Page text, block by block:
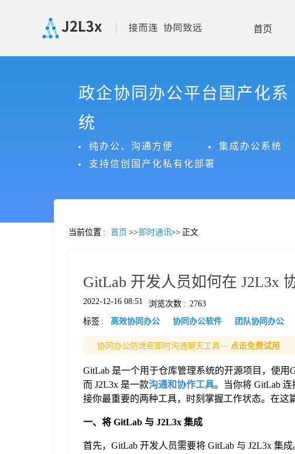
首页
政企协同办公平台国产化系
统
纯办公、沟通方便
集成办公系统
支持信创国产化私有化部署
当前位置 : 首页 >> 即时通讯>> 正文
GitLab 开发人员如何在 J2L3x
2022-12-16 08:51 浏览次数 : 2763
标签 : 高效协同办公 协同办公软件 团队协同办公
协同办公防泄密即时沟通聊天工具— 点击免费试用
GitLab 是一个用于仓库管理系统的开源项目，使用
而 J2L3x 是一款沟通和协作工具。当你将 GitLab
接你最重要的两种工具，时刻掌握工作状态。在这
一、将 GitLab 与 J2L3x 集成
首先，GitLab 开发人员需要将 GitLab 与 J2L3x 集